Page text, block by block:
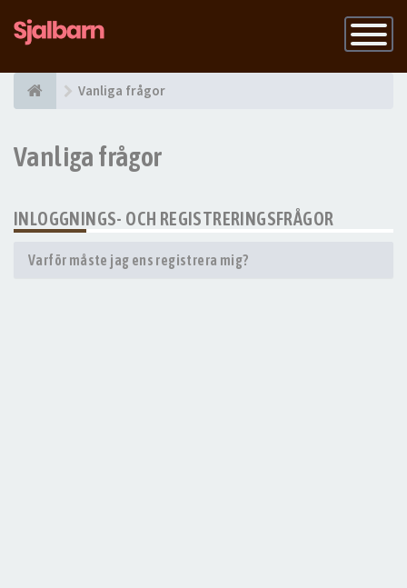
Slå
på
Vanliga frågor
Vanliga frågor
INLOGGNINGS- OCH REGISTRERINGSFRÅGOR
Varför måste jag ens registrera mig?